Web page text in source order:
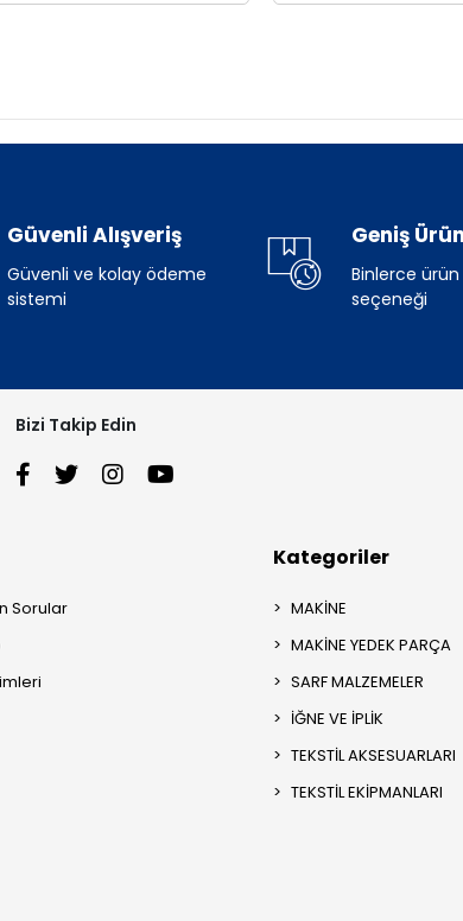
Güvenli Alışveriş
Güvenli ve kolay ödeme
sistemi
Geniş
Binlerce
seçeneği
Bizi Takip Edin
Sorular
Kategoriler
MAKİNE
MAKİNE YEDEK PARÇA
SARF MALZEMELER
İĞNE VE İPLİK
TEKSTİL AKSESUARLARI
TEKSTİL EKİPMANLARI